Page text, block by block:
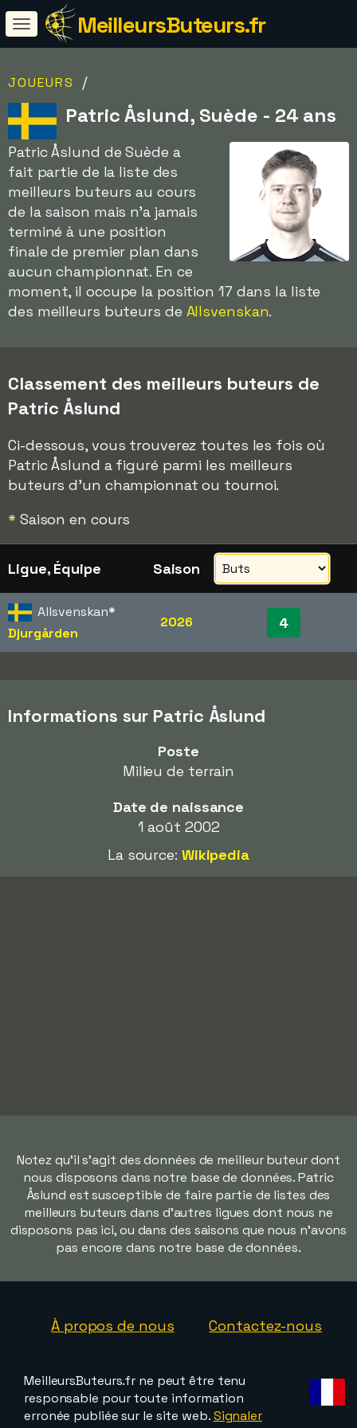
MeilleursButeurs.fr
JOUEURS /
Patric Åslund, Suède - 24 ans
Patric Åslund de Suède a
fait partie de la liste des
meilleurs buteurs au cours
de la saison mais n'a jamais
terminé à une position
finale de premier plan dans
aucun championnat. En ce
moment, il occupe la position 17 dans la liste
des meilleurs buteurs de Allsvenskan.
Classement des meilleurs buteurs de
Patric Åslund
Ci-dessous, vous trouverez toutes les fois où
Patric Åslund a figuré parmi les meilleurs
buteurs d'un championnat ou tournoi.
* Saison en cours
Ligue, Équipe Saison
Allsvenskan*
Djurgården
2026 4
Informations sur Patric Åslund
Poste
Milieu de terrain
Date de naissance
1 août 2002
La source: Wikipedia
Notez qu'il s'agit des données de meilleur buteur dont
nous disposons dans notre base de données. Patric
Åslund est susceptible de faire partie de listes des
meilleurs buteurs dans d'autres ligues dont nous ne
disposons pas ici, ou dans des saisons que nous n'avons
pas encore dans notre base de données.
À propos de nous Contactez-nous
MeilleursButeurs.fr ne peut être tenu
responsable pour toute information
erronée publiée sur le site web.Signaler